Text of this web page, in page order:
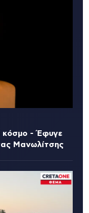
κόσμο - Έφυγε
Μανωλίτσης